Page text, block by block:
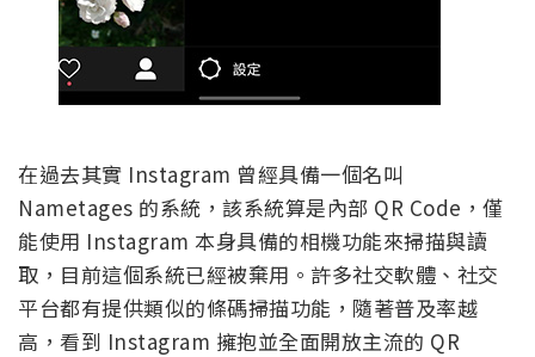
在過去其實 Instagram 曾經具備一個名叫
Nametages 的系統，該系統算是內部 QR Code，僅
能使用 Instagram 本身具備的相機功能來掃描與讀
取，目前這個系統已經被棄用。許多社交軟體、社交
平台都有提供類似的條碼掃描功能，隨著普及率越
高，看到 Instagram 擁抱並全面開放主流的 QR